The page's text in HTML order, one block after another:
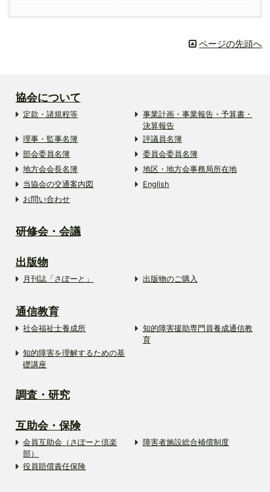
ページの先頭へ
協会について
定款・諸規程等
事業計画・事業報告・予算書・
決算報告
理事・監事名簿
評議員名簿
部会委員名簿
委員会委員名簿
地方会会長名簿
地区・地方会事務局所在地
当協会の交通案内図
English
お問い合わせ
研修会・会議
出版物
月刊誌「さぽーと」 出版物のご購入
通信教育
社会福祉士養成所
知的障害援助専門員養成通信教
育
知的障害を理解するための基
礎講座
調査・研究
互助会・保険
会員互助会（さぽーと倶楽
部）
障害者施設総合補償制度
役員賠償責任保険